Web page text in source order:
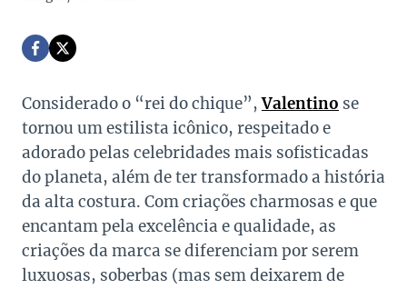
Considerado o “rei do chique”,Valentino se
tornou um estilista icônico, respeitado e
adorado pelas celebridades mais sofisticadas
do planeta, além de ter transformado a história
da alta costura. Com criações charmosas e que
encantam pela excelência e qualidade, as
criações da marca se diferenciam por serem
luxuosas, soberbas (mas sem deixarem de